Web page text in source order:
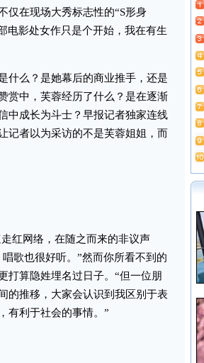
仅在现场大秀标志性的“S形身
电影处女作只是个开始，我在有生
么？是她幕后的商业推手，还是
赏中，芙蓉经历了什么？是在逐渐
中成长为斗士？早报记者独家连线
记者以为采访的不是芙蓉姐姐，而
红网络，在随之而来的非议声
歌也很好听。”然而你所看不到的
打算隐姓埋名过日子。“但一位朋
的推移，大家会认识到我区别于表
有利于社会的事情。”